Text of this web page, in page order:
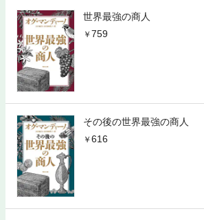
世界最強の商人
759
その後の世界最強の商人
616